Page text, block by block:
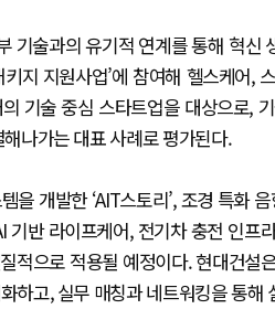
기술과의 유기적 연계를 통해 혁신
지 지원사업’에 참여해 헬스케어,
기술 중심 스타트업을 대상으로,
나가는 대표 사례로 평가된다.
개발한 ‘AIT스토리’, 조경 특화
기반 라이프케어, 전기차 충전 인
적으로 적용될 예정이다. 현대건설
하고, 실무 매칭과 네트워킹을 통해